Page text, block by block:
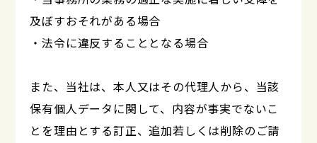
及ぼすおそれがある場合
・法令に違反することとなる場合
また、当社は、本人又はその代理人から、当該
保有個人データに関して、内容が事実でないこ
とを理由とする訂正、追加若しくは削除のご請